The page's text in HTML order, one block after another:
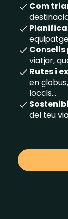
Com
viatjar,
Rutes i
en
locals...
del teu